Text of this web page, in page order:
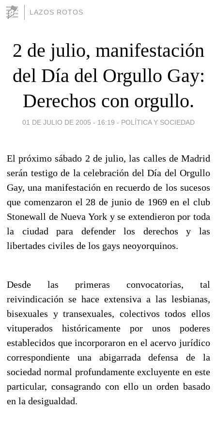
LAZOS ROTOS
2 de julio, manifestación
del Día del Orgullo Gay:
Derechos con orgullo.
01 DE JULIO DE 2005 - 16:19 - POLÍTICA Y SOCIEDAD
El próximo sábado 2 de julio, las calles de Madrid
serán testigo de la celebración del Día del Orgullo
Gay, una manifestación en recuerdo de los sucesos
que comenzaron el 28 de junio de 1969 en el club
Stonewall de Nueva York y se extendieron por toda
la ciudad para defender los derechos y las
libertades civiles de los gays neoyorquinos.
Desde las primeras convocatorias, tal
reivindicación se hace extensiva a las lesbianas,
bisexuales y transexuales, colectivos todos ellos
vituperados históricamente por unos poderes
establecidos que incorporaron en el acervo jurídico
correspondiente una abigarrada defensa de la
sociedad normal profundamente excluyente en este
particular, consagrando con ello un orden basado
en la desigualdad.